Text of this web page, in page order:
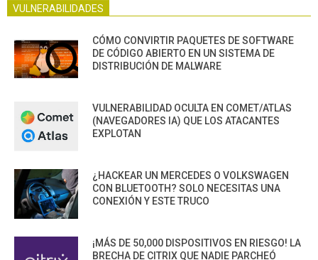
VULNERABILIDADES
CÓMO CONVIRTIR PAQUETES DE SOFTWARE
DE CÓDIGO ABIERTO EN UN SISTEMA DE
DISTRIBUCIÓN DE MALWARE
VULNERABILIDAD OCULTA EN COMET/ATLAS
(NAVEGADORES IA) QUE LOS ATACANTES
EXPLOTAN
¿HACKEAR UN MERCEDES O VOLKSWAGEN
CON BLUETOOTH? SOLO NECESITAS UNA
CONEXIÓN Y ESTE TRUCO
¡MÁS DE 50,000 DISPOSITIVOS EN RIESGO! LA
BRECHA DE CITRIX QUE NADIE PARCHEÓ